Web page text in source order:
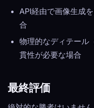
API経由で画像生成
合
物理的なディテール
貫性が必要な場合
最終評価